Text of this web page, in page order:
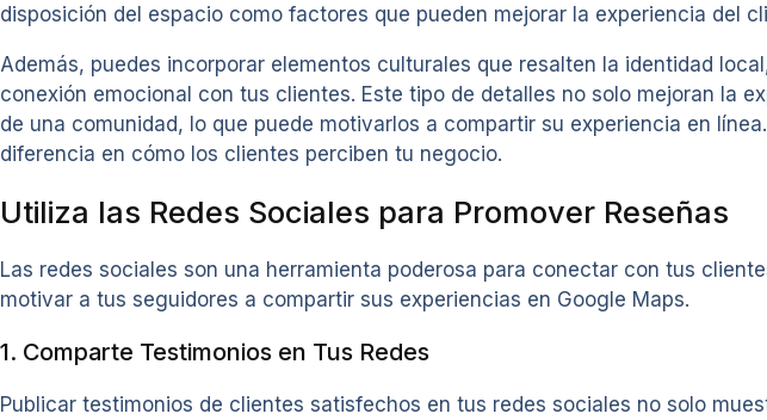
disposición del espacio como factores que pueden mejorar la experiencia del
Además, puedes incorporar elementos culturales que resalten la identidad
conexión emocional con tus clientes. Este tipo de detalles no solo mejoran la
de una comunidad, lo que puede motivarlos a compartir su experiencia en
diferencia en cómo los clientes perciben tu negocio.
Utiliza las Redes Sociales para Promover Reseñas
Las redes sociales son una herramienta poderosa para conectar con tus
motivar a tus seguidores a compartir sus experiencias en Google Maps.
1. Comparte Testimonios en Tus Redes
Publicar testimonios de clientes satisfechos en tus redes sociales no solo